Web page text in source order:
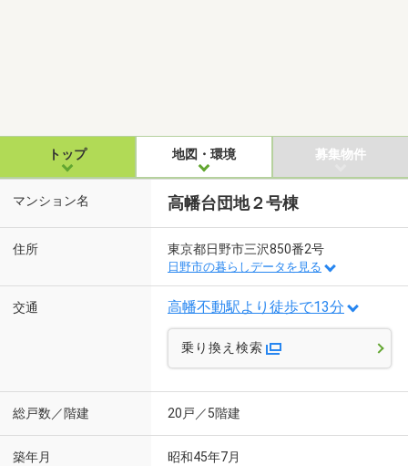
トップ 地図・環境 募集物件
マンション名 高幡台団地２号棟
住所 東京都日野市三沢850番2号
日野市の暮らしデータを見る
交通 高幡不動駅より徒歩で13分
乗り換え検索
総戸数／階建 20戸／5階建
築年月 昭和45年7月